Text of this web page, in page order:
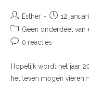
Esther
12
Geen onderdeel van
0 reacties
Hopelijk wordt het jaar
het leven mogen vieren